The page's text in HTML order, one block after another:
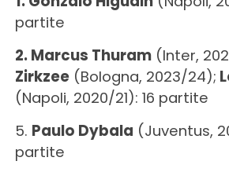
partite
2. Marcus Thuram(Inter,
Zirkzee(Bologna, 2023/24);
(Napoli, 2020/21): 16 partite
5. Paulo Dybala (Juventus,
partite